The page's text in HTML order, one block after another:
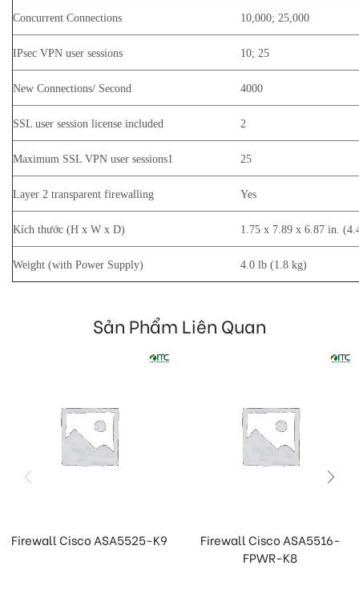
Concurrent Connections 10,000; 25,000
IPsec VPN user sessions 10; 25
New Connections/ Second 4000
SSL user session license included 2
Maximum SSL VPN user sessions1 25
Layer 2 transparent firewalling Yes
Kích thước (H x W x D) 1.75 x 7.89 x 6.87 in.
Weight (with Power Supply) 4.0 lb (1.8 kg)
Sản Phẩm Liên Quan
Firewall Cisco ASA5525-K9
Firewall Cisco ASA5516-
FPWR-K8